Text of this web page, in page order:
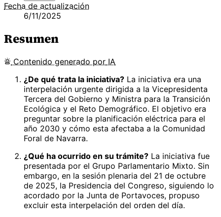
Fecha de actualización
6/11/2025
Resumen
Contenido generado por IA
¿De qué trata la iniciativa? La iniciativa era una
interpelación urgente dirigida a la Vicepresidenta
Tercera del Gobierno y Ministra para la Transición
Ecológica y el Reto Demográfico. El objetivo era
preguntar sobre la planificación eléctrica para el
año 2030 y cómo esta afectaba a la Comunidad
Foral de Navarra.
¿Qué ha ocurrido en su trámite? La iniciativa fue
presentada por el Grupo Parlamentario Mixto. Sin
embargo, en la sesión plenaria del 21 de octubre
de 2025, la Presidencia del Congreso, siguiendo lo
acordado por la Junta de Portavoces, propuso
excluir esta interpelación del orden del día.